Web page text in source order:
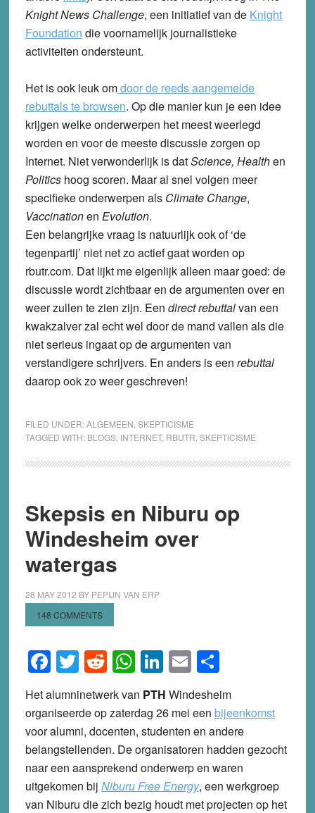
Knight News Challenge, een initiatief van de Knight
Foundation die voornamelijk journalistieke
activiteiten ondersteunt.
Het is ook leuk omdoor de reeds aangemelde
rebuttals te browsen. Op die manier kun je een idee
krijgen welke onderwerpen het meest weerlegd
worden en voor de meeste discussie zorgen op
Internet. Niet verwonderlijk is datScience, Healthen
Politicshoog scoren. Maar al snel volgen meer
specifieke onderwerpen als Climate Change,
Vaccinationen Evolution.
Een belangrijke vraag is natuurlijk ook of ‘de
tegenpartij’ niet net zo actief gaat worden op
rbutr.com. Dat lijkt me eigenlijk alleen maar goed: de
discussie wordt zichtbaar en de argumenten over en
weer zullen te zien zijn. Een direct rebuttalvan een
kwakzalver zal echt wel door de mand vallen als die
niet serieus ingaat op de argumenten van
verstandigere schrijvers. En anders is een rebuttal
daarop ook zo weer geschreven!
FILED UNDER:ALGEMEEN SKEPTICISME
TAGGED WITH: BLOGS, INTERNET, RBUTR SKEPTICISME
Skepsis en Niburu op
Windesheim over
watergas
28 MAY 2012 BY PEPIJN VAN ERP
148 COMMENTS
Facebook
Twitter
Reddit
WhatsApp
LinkedIn
EmailShare
Het alumninetwerk van PTH Windesheim
organiseerde op zaterdag 26 mei een bijeenkomst
voor alumni, docenten, studenten en andere
belangstellenden. De organisatoren hadden gezocht
naar een aansprekend onderwerp en waren
uitgekomen bij Niburu Free Energy, een werkgroep
van Niburu die zich bezig houdt met projecten op het